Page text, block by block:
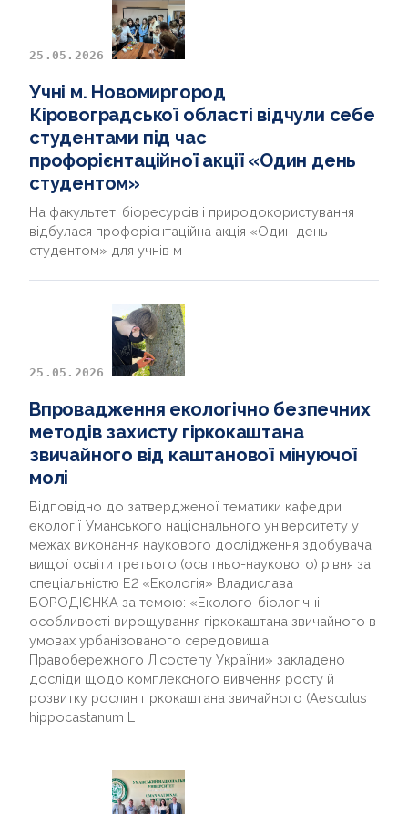
25.05.2026
Учні м. Новомиргород
Кіровоградської області відчули себе
студентами під час
профорієнтаційної акції «Один день
студентом»
На факультеті біоресурсів і природокористування
відбулася профорієнтаційна акція «Один день
студентом» для учнів м
25.05.2026
Впровадження екологічно безпечних
методів захисту гіркокаштана
звичайного від каштанової мінуючої
молі
Відповідно до затвердженої тематики кафедри
екології Уманського національного університету у
межах виконання наукового дослідження здобувача
вищої освіти третього (освітньо-наукового) рівня за
спеціальністю Е2 «Екологія» Владислава
БОРОДІЄНКА за темою: «Еколого-біологічні
особливості вирощування гіркокаштана звичайного в
умовах урбанізованого середовища
Правобережного Лісостепу України» закладено
досліди щодо комплексного вивчення росту й
розвитку рослин гіркокаштана звичайного (Aesculus
hippocastanum L